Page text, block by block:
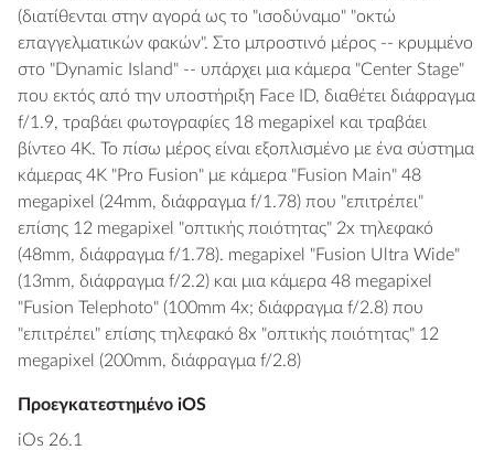
(διατίθενται στην αγορά ως το "ισοδύναμο" "οκτώ
επαγγελματικών φακών". Στο μπροστινό μέρος -- κρυμμένο
στο "Dynamic Island" -- υπάρχει μια κάμερα "Center Stage"
που εκτός από την υποστήριξη Face ID, διαθέτει διάφραγμα
f/1.9, τραβάει φωτογραφίες 18 megapixel και τραβάει
βίντεο 4K. Το πίσω μέρος είναι εξοπλισμένο με ένα σύστημα
κάμερας 4K "Pro Fusion" με κάμερα "Fusion Main" 48
megapixel (24mm, διάφραγμα f/1.78) που "επιτρέπει"
επίσης 12 megapixel "οπτικής ποιότητας" 2x τηλεφακό
(48mm, διάφραγμα f/1.78). megapixel "Fusion Ultra Wide"
(13mm, διάφραγμα f/2.2) και μια κάμερα 48 megapixel
"Fusion Telephoto" (100mm 4x; διάφραγμα f/2.8) που
"επιτρέπει" επίσης τηλεφακό 8x "οπτικής ποιότητας" 12
megapixel (200mm, διάφραγμα f/2.8)
Προεγκατεστημένο iOS
iOs 26.1